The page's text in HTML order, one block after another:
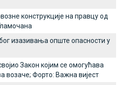
конструкције на правцу од
изазивања опште опасности у
Закон којим се омогућава
возаче; Форто: Важна вијест